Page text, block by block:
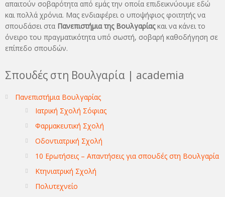
απαιτούν σοβαρότητα από εμάς την οποία επιδεικνύουμε εδώ
και πολλά χρόνια. Μας ενδιαφέρει ο υποψήφιος φοιτητής να
σπουδάσει στα Πανεπιστήμια της Βουλγαρίαςκαι να κάνει το
όνειρo του πραγματικότητα υπό σωστή, σοβαρή καθοδήγηση σε
επίπεδο σπουδών.
Σπουδές στη Βουλγαρία | academia
Πανεπιστήμια Βουλγαρίας
Ιατρική Σχολή Σόφιας
Φαρμακευτική Σχολή
Οδοντιατρική Σχολή
10 Ερωτήσεις – Απαντήσεις για σπουδές στη Βουλγαρία
Κτηνιατρική Σχολή
Πολυτεχνείο